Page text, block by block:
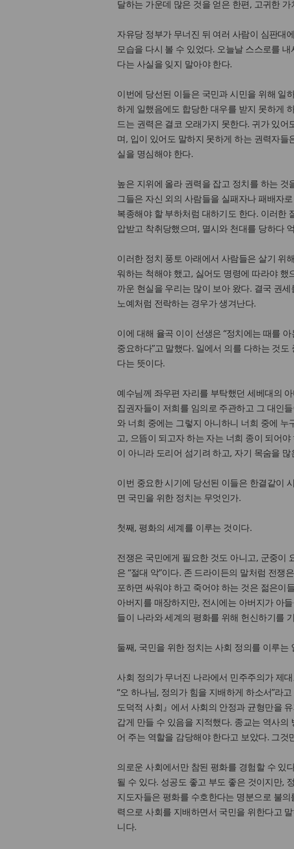
달하는 가운데 많은 것을 얻은 한편, 고귀한
자유당 정부가 무너진 뒤 여러 사람이 심판대
모습을 다시 볼 수 있었다. 오늘날 스스로를
다는 사실을 잊지 말아야 한다.
이번에 당선된 이들은 국민과 시민을 위해 일
하게 일했음에도 합당한 대우를 받지 못하게
드는 권력은 결코 오래가지 못한다. 귀가 있
며, 입이 있어도 말하지 못하게 하는 권력자
실을 명심해야 한다.
높은 지위에 올라 권력을 잡고 정치를 하는
그들은 자신 외의 사람들을 실패자나 패배자
복종해야 할 부하처럼 대하기도 한다. 이러한
압받고 착취당했으며, 멸시와 천대를 당하다
이러한 정치 풍토 아래에서 사람들은 살기 위
워하는 척해야 했고, 싫어도 명령에 따라야
까운 현실을 우리는 많이 보아 왔다. 결국 권
노예처럼 전락하는 경우가 생겨난다.
이에 대해 율곡 이이 선생은 “정치에는 때를
중요하다”고 말했다. 일에서 의를 다하는 것
다는 뜻이다.
예수님께 좌우편 자리를 부탁했던 세베대의
집권자들이 저희를 임의로 주관하고 그 대인
와 너희 중에는 그렇지 아니하니 너희 중에
고, 으뜸이 되고자 하는 자는 너희 종이 되어
이 아니라 도리어 섬기려 하고, 자기 목숨을
이번 중요한 시기에 당선된 이들은 한결같이
면 국민을 위한 정치는 무엇인가.
첫째, 평화의 세계를 이루는 것이다.
전쟁은 국민에게 필요한 것도 아니고, 군중이
은 “절대 악”이다. 존 드라이든의 말처럼 전쟁
포하면 싸워야 하고 죽어야 하는 것은 젊은이
아버지를 매장하지만, 전시에는 아버지가 아
들이 나라와 세계의 평화를 위해 헌신하기를
둘째, 국민을 위한 정치는 사회 정의를 이루는
사회 정의가 무너진 나라에서 민주주의가 제
“오 하나님, 정의가 힘을 지배하게 하소서”라
도덕적 사회』에서 사회의 안정과 균형만을
갑게 만들 수 있음을 지적했다. 종교는 역사
어 주는 역할을 감당해야 한다고 보았다. 그것
의로운 사회에서만 참된 평화를 경험할 수 있
될 수 있다. 성공도 좋고 부도 좋은 것이지만,
지도자들은 평화를 수호한다는 명분으로 불
력으로 사회를 지배하면서 국민을 위한다고
니다.